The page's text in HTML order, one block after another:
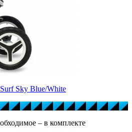
Sky Blue/White
– в комплекте